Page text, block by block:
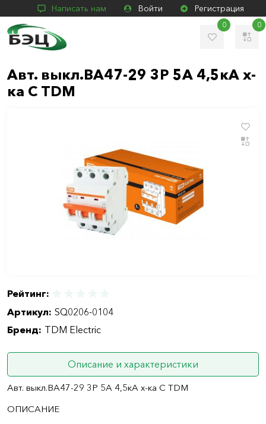
Написать нам Войти Регистрация
0 0
Авт. выкл.ВА47-29 3Р 5А 4,5кА х-
ка С TDM
Рейтинг:
Артикул: SQ0206-0104
Бренд: TDM Electric
Описание и характеристики
Авт. выкл.ВА47-29 3Р 5А 4,5кА х-ка С TDM
ОПИСАНИЕ